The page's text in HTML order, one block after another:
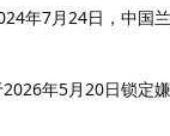
年7月24日，中国
年5月20日锁定